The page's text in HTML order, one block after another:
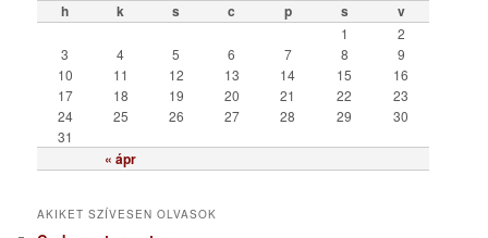
r
h k s c p s v
« ápr
1
2
3
4 5 6 7 8
9
10
11 12 13 14 15
16
17
18 19 20 21 22
23
24
25 26 27 28 29
30
31
AKIKET SZÍVESEN OLVASOK